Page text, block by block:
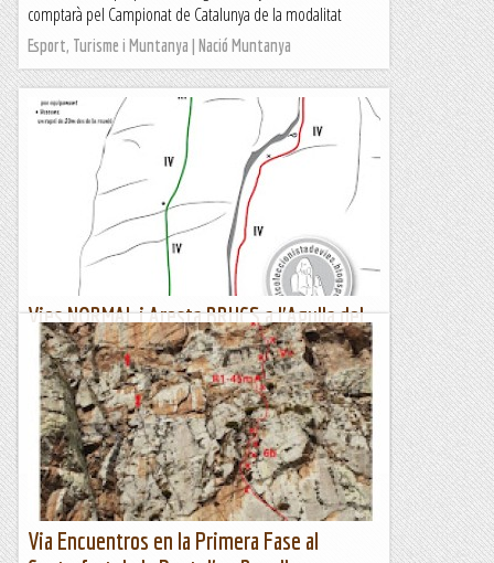
comptarà pel Campionat de Catalunya de la modalitat
Esport, Turisme i Muntanya | Nació Muntanya
Vies NORMAL i Aresta BRUCS a l'Agulla del
Sol Ponent. Agulles. Montserrat
Dissabte 26 de juny de 2021 Les propostes, de cops surten be
i d'altres malament, aquest ha estat el cas i com vàrem
perdre massa el temps en trobar la via i no ho vem...
El col·leccionista de vies
Via Encuentros en la Primera Fase al